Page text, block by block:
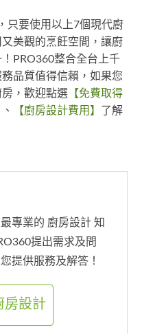
只要使用以上7個現代廚
美觀的烹飪空間，讓廚
PRO360整合全台上千
品質值得信賴，如果您
，歡迎點選 【免費取得
、 【廚房設計費用】
了解
專業的 廚房設計 知
提出需求及問
提供服務及解答！
房設計